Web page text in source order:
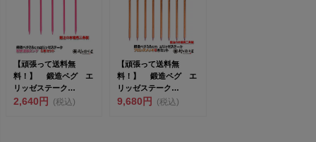
【頑張って送料無
料！】 鍛造ペグ エ
リッゼステーク
28cm 5本セット
2,640円 (税込)
【頑張って送料無
料！】 鍛造ペグ エ
リッゼステーク
38cm 8本セット
9,680円 (税込)